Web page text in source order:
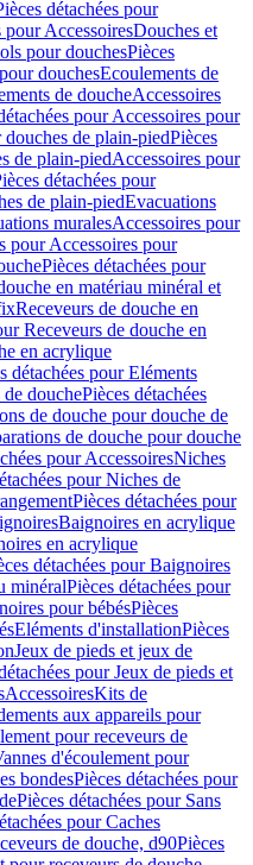
détachées pour
pour AccessoiresDouches et
pour douchesPièces
douchesEcoulements de
de doucheAccessoires
pour Accessoires pour
de plain-piedPièces
de plain-piedAccessoires pour
détachées pour
de plain-piedEvacuations
muralesAccessoires pour
pour Accessoires pour
Pièces détachées pour
en matériau minéral et
Receveurs de douche en
Receveurs de douche en
en acrylique
détachées pour Eléments
de douchePièces détachées
de douche pour douche de
de douche pour douche
pour AccessoiresNiches
pour Niches de
Pièces détachées pour
Baignoires en acrylique
en acrylique
détachées pour Baignoires
minéralPièces détachées pour
pour bébésPièces
Eléments d'installationPièces
Jeux de pieds et jeux de
pour Jeux de pieds et
AccessoiresKits de
aux appareils pour
pour receveurs de
d'écoulement pour
bondesPièces détachées pour
Pièces détachées pour Sans
pour Caches
de douche, d90Pièces